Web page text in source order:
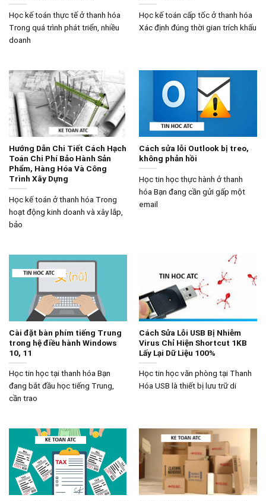
Học kế toán thực tế ở thanh hóa
Trong quá trình phát triển, nhiều
doanh
Học kế toán cấp tốc ở thanh hóa
Xác định đúng thời gian trích khấu
Hướng Dẫn Chi Tiết Cách Hạch
Toán Chi Phí Bảo Hành Sản
Phẩm, Hàng Hóa Và Công
Trình Xây Dựng
Học kế toán ở thanh hóa Trong
hoạt động kinh doanh và xây lắp,
bảo
Cách sửa lỗi Outlook bị treo,
không phản hồi
Học tin học thực hành ở thanh
hóa Bạn đang cần gửi gấp một
email
Cài đặt bàn phím tiếng Trung
trong hệ điều hành Windows
10, 11
Học tin học tại thanh hóa Bạn
đang bắt đầu học tiếng Trung,
cần trao
Cách Sửa Lỗi USB Bị Nhiễm
Virus Chỉ Hiện Shortcut 1KB
Lấy Lại Dữ Liệu 100%
Học tin học văn phòng tại Thanh
Hóa USB là thiết bị lưu trữ di